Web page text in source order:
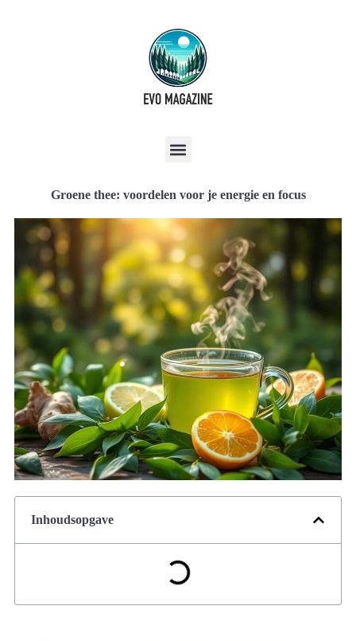
Groene thee: voordelen voor je energie en focus
Inhoudsopgave